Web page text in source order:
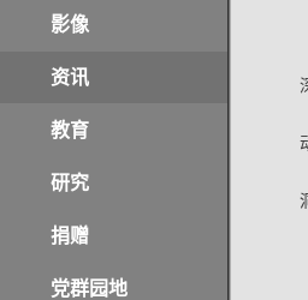
影像
资讯
教育
研究
捐赠
党群园地